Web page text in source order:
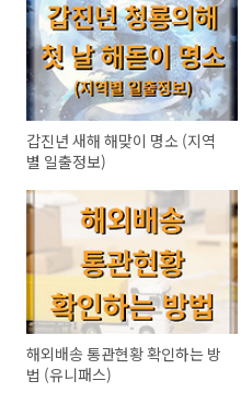
갑진년 새해 해맞이 명소 (지역
별 일출정보)
해외배송 통관현황 확인하는 방
법 (유니패스)